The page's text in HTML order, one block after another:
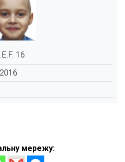
16
мережу: